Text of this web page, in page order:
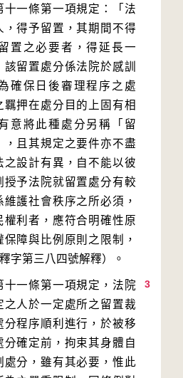
十一條第一項規定：「法
，得予留置，其期間不得
置之必要者，得延長一
留置處分係法院於感訓
確保日後審理程序之處
押在處分目的上固有相
意將此種處分另稱「留
，且其規定之要件亦不盡
設計有異，自不能以彼
予法院就留置處分有較
護社會秩序之所必須，
利者，應符合明確性原
障與比例原則之限制，
3
一條第一項規定，法院
人於一定處所之留置裁
分程序順利進行，於被移
確定前，拘束其身體自
處分，雖有其必要，惟此